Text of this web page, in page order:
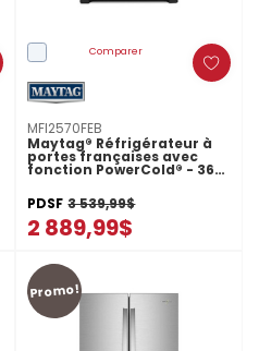
Comparer
MFI2570FEB
Maytag® Réfrigérateur à
portes françaises avec
fonction PowerCold® - 36
PDSF 3 539,99$
2 889,99$
Promo!